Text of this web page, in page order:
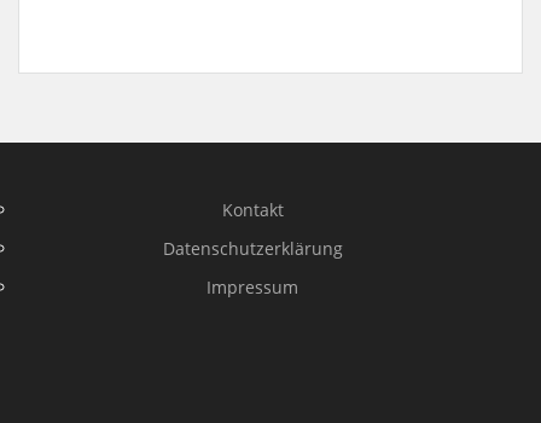
Kontakt
Datenschutzerklärung
Impressum